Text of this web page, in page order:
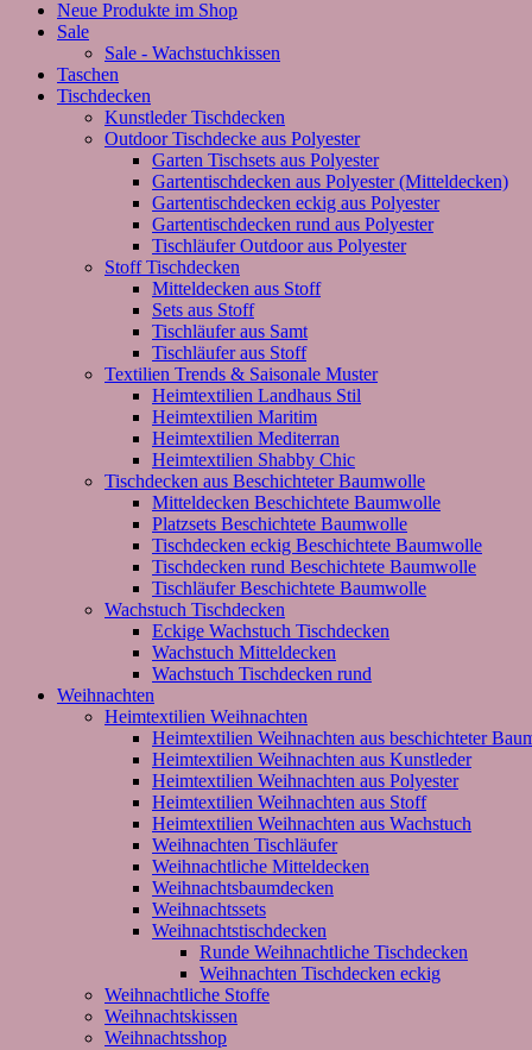
Neue Produkte im Shop
Sale
Sale - Wachstuchkissen
Taschen
Tischdecken
Kunstleder Tischdecken
Outdoor Tischdecke aus Polyester
Garten Tischsets aus Polyester
Gartentischdecken aus Polyester (Mitteldecken)
Gartentischdecken eckig aus Polyester
Gartentischdecken rund aus Polyester
Tischläufer Outdoor aus Polyester
Stoff Tischdecken
Mitteldecken aus Stoff
Sets aus Stoff
Tischläufer aus Samt
Tischläufer aus Stoff
Textilien Trends & Saisonale Muster
Heimtextilien Landhaus Stil
Heimtextilien Maritim
Heimtextilien Mediterran
Heimtextilien Shabby Chic
Tischdecken aus Beschichteter Baumwolle
Mitteldecken Beschichtete Baumwolle
Platzsets Beschichtete Baumwolle
Tischdecken eckig Beschichtete Baumwolle
Tischdecken rund Beschichtete Baumwolle
Tischläufer Beschichtete Baumwolle
Wachstuch Tischdecken
Eckige Wachstuch Tischdecken
Wachstuch Mitteldecken
Wachstuch Tischdecken rund
Weihnachten
Heimtextilien Weihnachten
Heimtextilien Weihnachten aus beschichteter
Heimtextilien Weihnachten aus Kunstleder
Heimtextilien Weihnachten aus Polyester
Heimtextilien Weihnachten aus Stoff
Heimtextilien Weihnachten aus Wachstuch
Weihnachten Tischläufer
Weihnachtliche Mitteldecken
Weihnachtsbaumdecken
Weihnachtssets
Weihnachtstischdecken
Runde Weihnachtliche Tischdecken
Weihnachten Tischdecken eckig
Weihnachtliche Stoffe
Weihnachtskissen
Weihnachtsshop